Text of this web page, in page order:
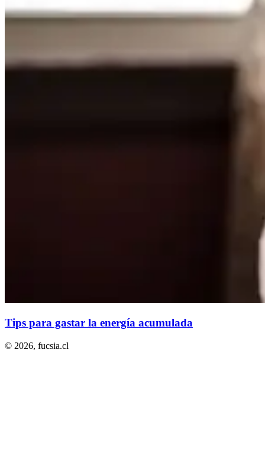
Tips para gastar la energía acumulada
© 2026, fucsia.cl